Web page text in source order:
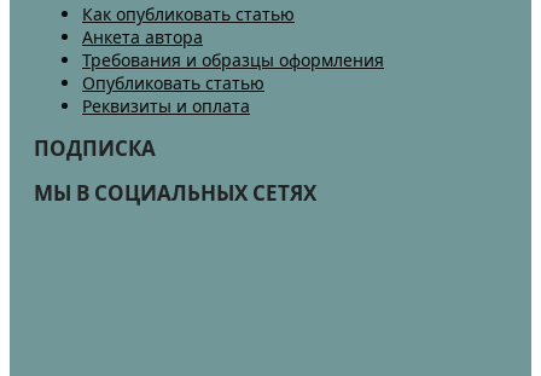
Как опубликовать статью
Анкета автора
Требования и образцы оформления
Опубликовать статью
Реквизиты и оплата
ПОДПИСКА
МЫ В СОЦИАЛЬНЫХ СЕТЯХ